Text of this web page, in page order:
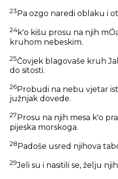
23 Pa ozgo naredi oblaku i
24k'o kišu prosu na njih
kruhom nebeskim.
25Čovjek blagovaše kruh
do sitosti.
26Probudi na nebu vjetar
južnjak dovede.
27 Prosu na njih mesa k'o
pijeska morskoga.
28Padoše usred njihova
29Jeli su i nasitili se, želju